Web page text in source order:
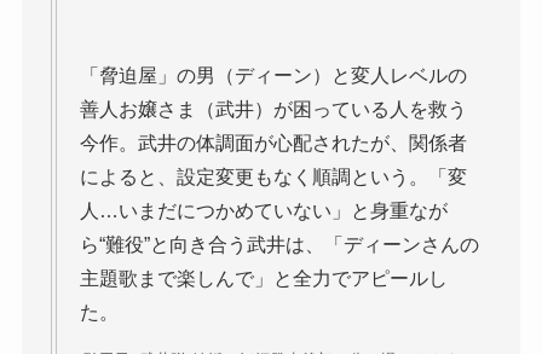
「脅迫屋」の男（ディーン）と変人レベルの
善人お嬢さま（武井）が困っている人を救う
今作。武井の体調面が心配されたが、関係者
によると、設定変更もなく順調という。「変
人…いまだにつかめていない」と身重なが
ら“難役”と向き合う武井は、「ディーンさんの
主題歌まで楽しんで」と全力でアピールし
た。